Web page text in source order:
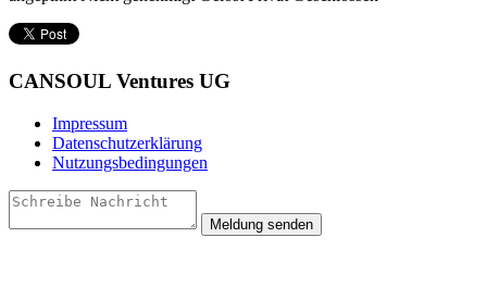
CANSOUL Ventures UG
Impressum
Datenschutzerklärung
Nutzungsbedingungen